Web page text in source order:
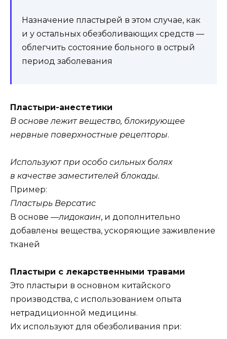
Назначение пластырей в этом случае, как
и у остальных обезболивающих средств —
облегчить состояние больного в острый
период заболевания
Пластыри-анестетики
В основе лежит вещество, блокирующее
нервные поверхностные рецепторы.
Используют при особо сильных болях
в качестве заместителей блокады.
Пример:
Пластырь Версатис
В основе —лидокаин, и дополнительно
добавлены вещества, ускоряющие заживление
тканей
Пластыри с лекарственными травами
Это пластыри в основном китайского
производства, с использованием опыта
нетрадиционной медицины.
Их используют для обезболивания при: